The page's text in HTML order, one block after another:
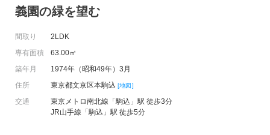
義園の緑を望む
間取り
2LDK
専有面積
63.00㎡
築年月
1974年（昭和49年）3月
住所
東京都文京区本駒込 [地図]
交通
東京メトロ南北線「駒込」駅 徒歩3分
JR山手線「駒込」駅 徒歩5分